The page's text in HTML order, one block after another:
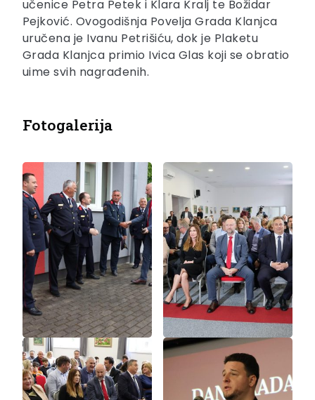
učenice Petra Petek i Klara Kralj te Božidar
Pejković. Ovogodišnja Povelja Grada Klanjca
uručena je Ivanu Petrišiću, dok je Plaketu
Grada Klanjca primio Ivica Glas koji se obratio
uime svih nagrađenih.
Fotogalerija